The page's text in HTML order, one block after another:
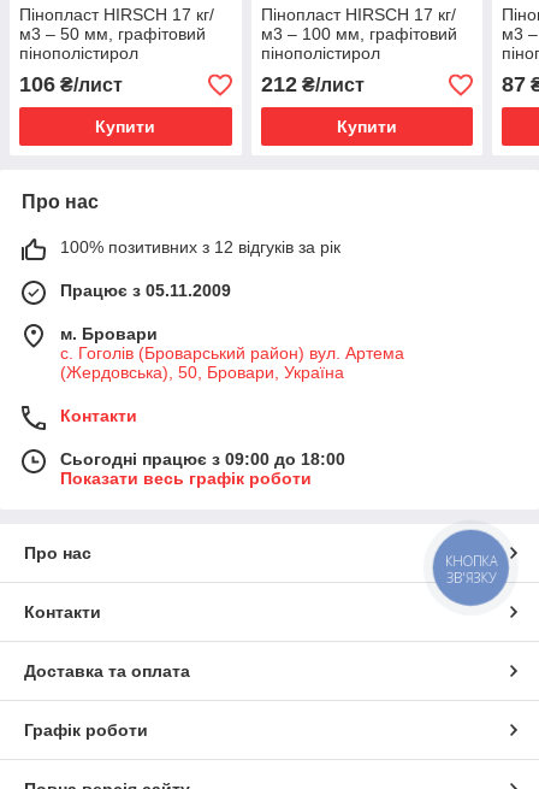
Пінопласт HIRSCH 17 кг/
м3 – 50 мм, графітовий
пінополістирол
106 ₴/лист
Купити
Пінопласт HIRSCH 17 кг/
м3 – 100 мм, графітовий
пінополістирол
212₴/лист
Купити
м3
87
Про нас
100% позитивних з 12 відгуків за рік
Працює з 05.11.2009
м. Бровари
с. Гоголів (Броварський район) вул. Артема
(Жердовська), 50, Бровари, Україна
Контакти
Сьогодні працює з 09:00 до 18:00
Показати весь графік роботи
Про нас
Контакти
Доставка та оплата
Графік роботи
КНОПКА
ЗВ'ЯЗКУ